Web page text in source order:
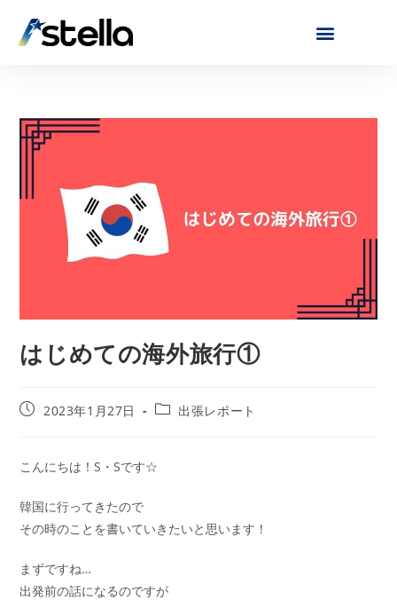
はじめての海外旅行①
2023年1月27日 出張レポート
こんにちは！S・Sです☆
韓国に行ってきたので
その時のことを書いていきたいと思います！
まずですね…
出発前の話になるのですが